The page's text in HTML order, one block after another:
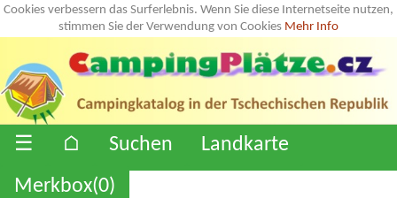
Cookies verbessern das Surferlebnis. Wenn Sie diese Internetseite nutzen,
stimmen Sie der Verwendung von Cookies Mehr Info
☰ ⌂ Suchen
Landkarte
Merkbox(0)